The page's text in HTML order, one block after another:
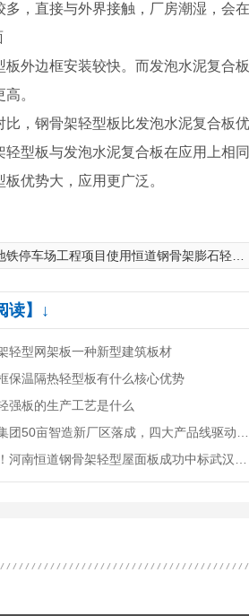
多，直接与外界接触，厂房潮湿，会
板外边框安装较快。而发泡水泥复合
。
比，钢骨架轻型板比发泡水泥复合板
轻型板与发泡水泥复合板在应用上相
板优势大，应用更广泛。
铁停车场工程项目使用恒道钢骨架膨石轻型板
读】↓
轻型网架板一种新型建筑板材
保温隔热轻型板有什么核心优势
强板的生产工艺是什么